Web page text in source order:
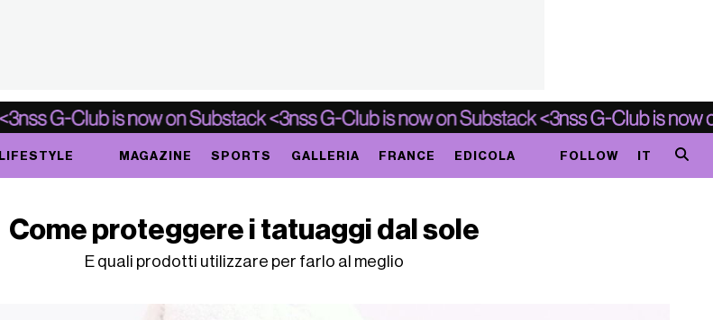
LIFESTYLE MAGAZINE SPORTS GALLERIA FRANCE EDICOLA FOLLOW IT
Come proteggere i tatuaggi dal sole
E quali prodotti utilizzare per farlo al meglio